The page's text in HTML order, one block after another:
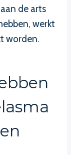
de arts
werkt
worden.